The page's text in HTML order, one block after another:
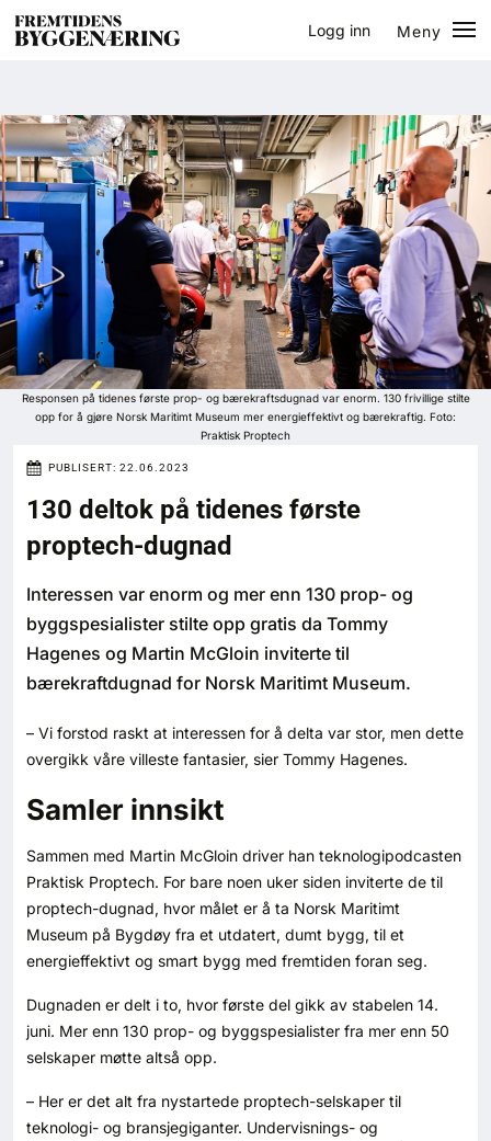
Logg inn
Meny
Eventer
Prosjekter
Bygg-guiden
Logg inn
Bygg
Bærekraft
Eiendom
Øvrige
Tips redaksjonen
Annonsering
Abonnere magasin
Abonnement Pluss
Kontakt oss
Login
Responsen på tidenes første prop- og bærekraftsdugnad var enorm. 130 frivillige stilte
opp for å gjøre Norsk Maritimt Museum mer energieffektivt og bærekraftig. Foto:
Praktisk Proptech
PUBLISERT: 22.06.2023
130 deltok på tidenes første
proptech-dugnad
Interessen var enorm og mer enn 130 prop- og
byggspesialister stilte opp gratis da Tommy
Hagenes og Martin McGloin inviterte til
bærekraftdugnad for Norsk Maritimt Museum.
– Vi forstod raskt at interessen for å delta var stor, men dette
overgikk våre villeste fantasier, sier Tommy Hagenes.
Samler innsikt
Sammen med Martin McGloin driver han teknologipodcasten
Praktisk Proptech. For bare noen uker siden inviterte de til
proptech-dugnad, hvor målet er å ta Norsk Maritimt
Museum på Bygdøy fra et utdatert, dumt bygg, til et
energieffektivt og smart bygg med fremtiden foran seg.
Dugnaden er delt i to, hvor første del gikk av stabelen 14.
juni. Mer enn 130 prop- og byggspesialister fra mer enn 50
selskaper møtte altså opp.
– Her er det alt fra nystartede proptech-selskaper til
teknologi- og bransjegiganter. Undervisnings- og